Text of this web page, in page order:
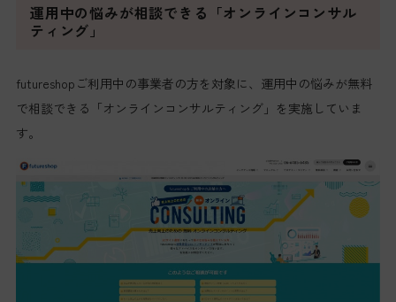
運用中の悩みが相談できる「オンラインコンサル
ティング」
futureshopご利用中の事業者の方を対象に、運用中の悩みが無料
で相談できる「オンラインコンサルティング」を実施していま
す。